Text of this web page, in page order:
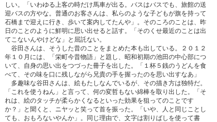
しい。「いわゆる上客の時だけ馬車が出る。バスはバスでも、旅館の送
迎バスの方やな。普通のお客さんは、私らのような子どもが旗を持って
石橋まで迎えに行き、歩いて案内してたんや」。そのころのことは、昨
日のことのように鮮明に思い出せると話す。「そのくせ最近のことは出
てこないんやけどな」と屈託ない。
谷田さんは、そうした昔のことをまとめた本も出している。２０１２
年１０月には、「栄町今昔物語」と題し、昭和初期の池田の中心部につ
いて、自身の思い出をつづった冊子を出した。「１杯５銭のうどんを食
べて、その味を口に残しながら兄貴の手を握ったのを思い出すなあ」
多趣味な谷田さんは、絵もたしなんでいるが、その描き方は独特だ。
「これを使うねん」と言って、何の変哲もない綿棒を取り出した。「そ
れは、絵のタッチが柔らかくなるといった効果を狙ってのことです
か？」と聞くと、ニヤッと笑って首を振った。「いや、人と同じことし
ても、おもろないやんか」。同じ理由で、文字は割りばしを使って書